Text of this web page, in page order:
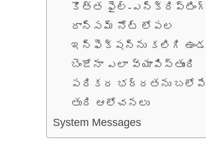
కొత్త ఫైల్-ఎన్‌క్రిప్టింగ్
రాన్సమ్ నోట్ లోపల
ఇన్ఫెక్షన్‌ను కలిగి
బెంజోనా ఎలా వ్యాపిస్తుంది
పరికర భద్రతను
తుది ఆలోచనలు
System Messages